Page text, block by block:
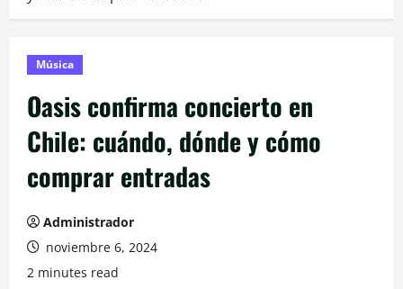
Música
Oasis confirma concierto en
Chile: cuándo, dónde y cómo
comprar entradas
Administrador
noviembre 6, 2024
2 minutes read